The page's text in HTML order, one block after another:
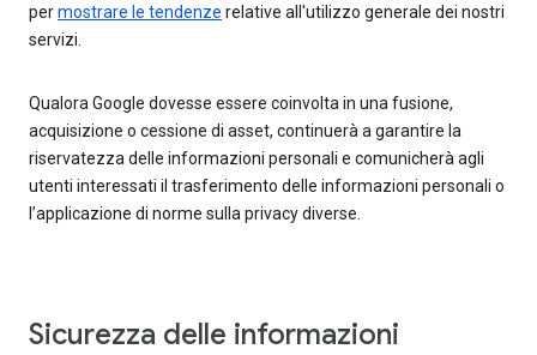
permostrare le tendenze relative all'utilizzo generale dei nostri
servizi.
Qualora Google dovesse essere coinvolta in una fusione,
acquisizione o cessione di asset, continuerà a garantire la
riservatezza delle informazioni personali e comunicherà agli
utenti interessati il trasferimento delle informazioni personali o
l’applicazione di norme sulla privacy diverse.
Sicurezza delle informazioni